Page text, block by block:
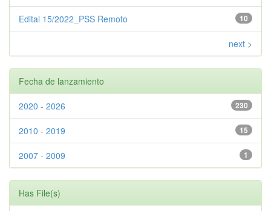
10
Edital 15/2022_PSS Remoto
next >
Fecha de lanzamiento
230
2020 - 2026
15
2010 - 2019
1
2007 - 2009
Has File(s)